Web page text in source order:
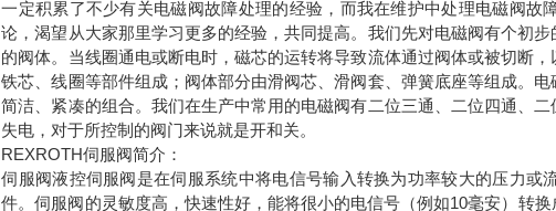
一定积累了不少有关电磁阀故障处理的经验，而我在维护中处理电磁阀
论，渴望从大家那里学习更多的经验，共同提高。我们先对电磁阀有个初
的阀体。当线圈通电或断电时，磁芯的运转将导致流体通过阀体或被切断
铁芯、线圈等部件组成；阀体部分由滑阀芯、滑阀套、弹簧底座等组成。
简洁、紧凑的组合。我们在生产中常用的电磁阀有二位三通、二位四通、
失电，对于所控制的阀门来说就是开和关。
REXROTH伺服阀简介：
伺服阀液控伺服阀是在伺服系统中将电信号输入转换为功率较大的压力
件。伺服阀的灵敏度高，快速性好，能将很小的电信号（例如10毫安）转